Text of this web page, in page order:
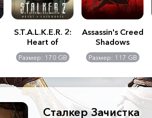
S.T.A.L.K.E.R. 2:
Heart of
Chernobyl -
Ultimate Edition
Размер: 170 GB
Assassin's Creed
Shadows
Размер: 117 GB
Сталкер Зачистка